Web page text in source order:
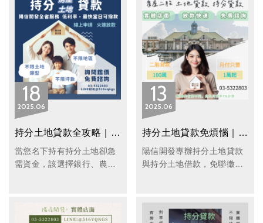
解各類土地融資方案，提高
貸款成功率。
胎貸款就找陽信開發。
1806
2025
持分土地貸款全攻略｜分清共有人型態與銀行、農會與民間管道差異
當您名下持有持分土地卻急
需資金，該選擇銀行、農會
管道的申請條件、流程與審
1306
2025
持分土地貸款免煩惱｜陽信開發快速撥款、輕鬆變現
陽信開發專辦持分土地貸款
與持分土地借款，免聯徵、